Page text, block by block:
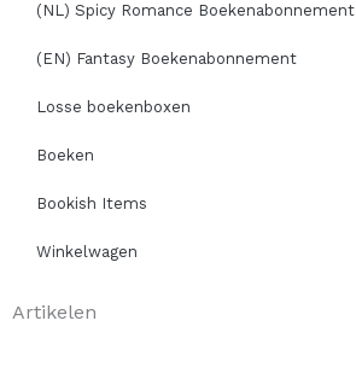
(NL) Spicy Romance Boekenabonnement
(EN) Fantasy Boekenabonnement
Losse boekenboxen
Boeken
Bookish Items
Winkelwagen
Artikelen